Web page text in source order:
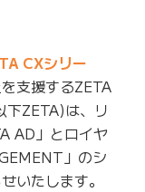
CXシリー
支援するZETA
下ZETA)は、リ
AD」とロイヤ
」のシ
いたします。